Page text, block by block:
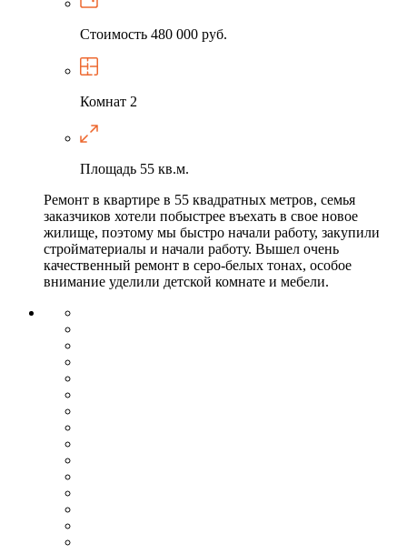
Стоимость 480 000 руб.
Комнат 2
Площадь 55 кв.м.
Ремонт в квартире в 55 квадратных метров, семья
заказчиков хотели побыстрее въехать в свое новое
жилище, поэтому мы быстро начали работу, закупили
стройматериалы и начали работу. Вышел очень
качественный ремонт в серо-белых тонах, особое
внимание уделили детской комнате и мебели.